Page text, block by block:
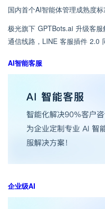
国内首个AI智能体管理成熟度
极光旗下 GPTBots.ai 升级客
通信线路，LINE 客服插件 2.0
AI智能客服
企业级AI